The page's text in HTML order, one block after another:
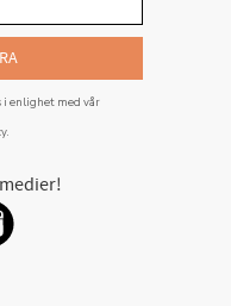
i enlighet med vår
.